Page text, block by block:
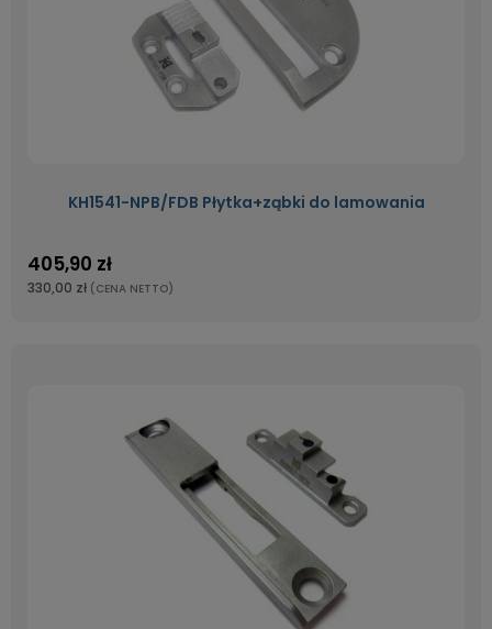
KH1541-NPB/FDB Płytka+ząbki do lamowania
405,90 zł
330,00 zł (CENA NETTO)